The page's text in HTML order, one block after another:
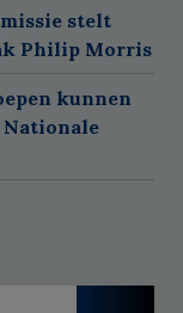
stelt
Philip Morris
kunnen
Nationale